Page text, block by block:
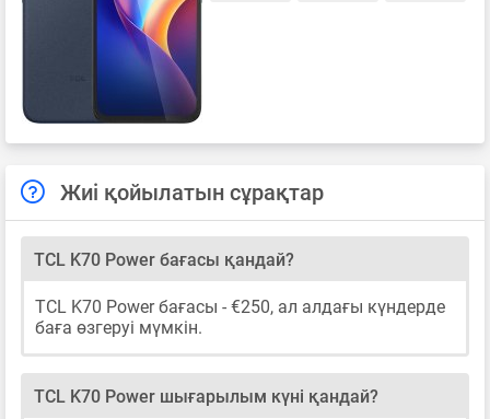
Жиі қойылатын сұрақтар
TCL K70 Power бағасы қандай?
TCL K70 Power бағасы - €250, ал алдағы күндерде
баға өзгеруі мүмкін.
TCL K70 Power шығарылым күні қандай?